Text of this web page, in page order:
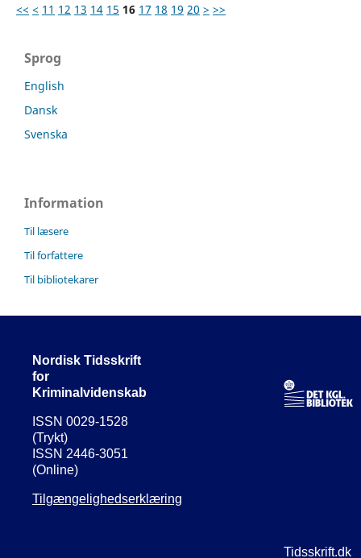
<< < 11 12 13 14 15 16 17 18 19 20 > >>
Sprog
English
Dansk
Svenska
Information
Til læsere
Til forfattere
Til bibliotekarer
Nordisk Tidsskrift
for
Kriminalvidenskab
ISSN 0029-1528
(Trykt)
ISSN 2446-3051
(Online)
Tilgængelighedserklæring